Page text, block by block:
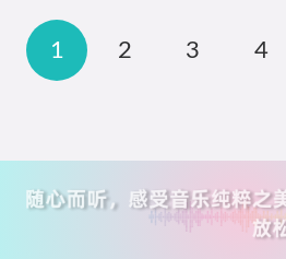
1 2 3 4